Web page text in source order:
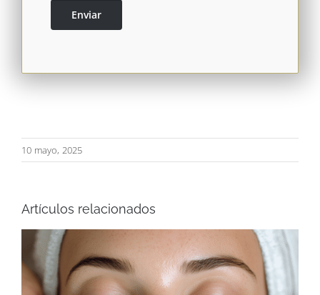
10 mayo, 2025
Artículos relacionados